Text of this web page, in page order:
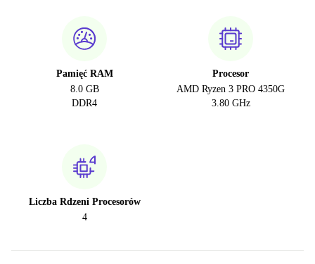
Pamięć RAM
8.0 GB
DDR4
Procesor
AMD Ryzen 3 PRO 4350G
3.80 GHz
Liczba Rdzeni Procesorów
4